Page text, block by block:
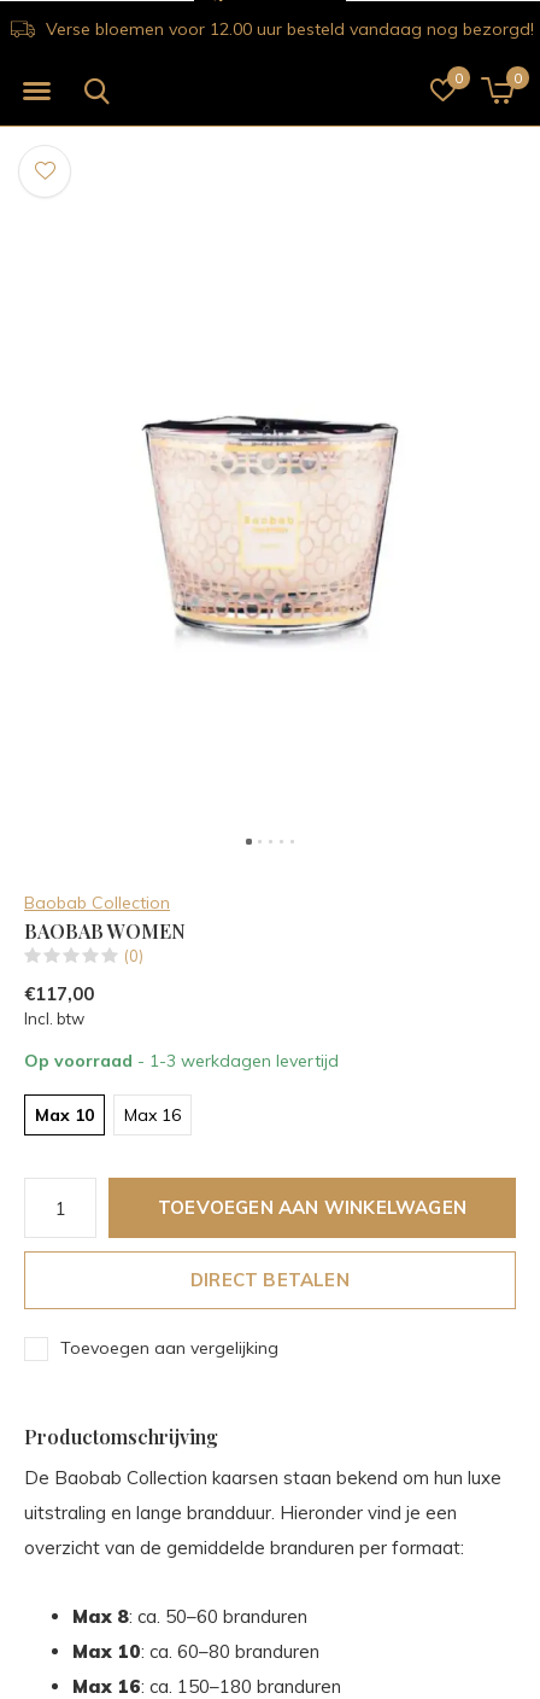
0 0
Verse bloemen voor 12.00 uur besteld vandaag nog bezorgd!
Baobab Collection
BAOBAB WOMEN
(0)
€117,00
Incl. btw
Op voorraad - 1-3 werkdagen levertijd
Max 10 Max 16
TOEVOEGEN AAN WINKELWAGEN
DIRECT BETALEN
Toevoegen aan vergelijking
Productomschrijving
De Baobab Collection kaarsen staan bekend om hun luxe
uitstraling en lange brandduur. Hieronder vind je een
overzicht van de gemiddelde branduren per formaat:
Max 8: ca. 50–60 branduren
Max 10: ca. 60–80 branduren
Max 16: ca. 150–180 branduren